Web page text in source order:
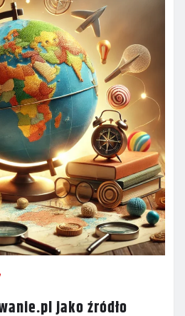
jako źródło